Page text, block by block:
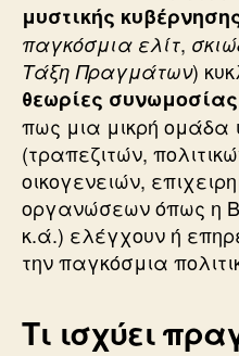
μυστικής
παγκόσμια ελίτ,
Τάξη Πραγμάτων)
θεωρίες συνωμοσίας
πως μια μικρή
(τραπεζιτών,
οικογενειών,
οργανώσεων όπως η
κ.ά.) ελέγχουν ή
την παγκόσμια
Τι ισχύει